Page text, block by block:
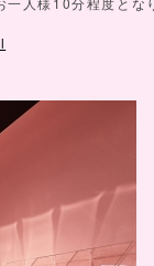
一人様
分程度とな